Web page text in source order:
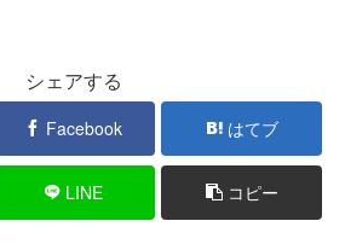
シェアする
Facebook はてブ
LINE コピー